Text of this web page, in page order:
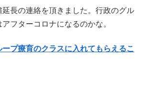
長の連絡を頂きました。行政のグル
フターコロナになるのかな。
ープ療育のクラスに入れてもらえるこ